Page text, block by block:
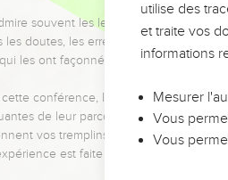
souvent les leaders pour leurs
les doutes, les erreurs et les saisons
les ont façonnés.
cette conférence, leaders,
de leur parcours et les clés pour
vos tremplins. Que vous guidiez
est faite pour vous.
utilise des
et traite vos
informations
Mesurer
Vous
Vous